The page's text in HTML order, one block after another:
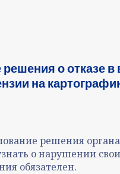
о отказе
на
решения
о нарушении
обязателен.